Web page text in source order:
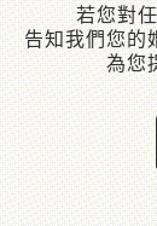
若您對
告知我們您的
為您